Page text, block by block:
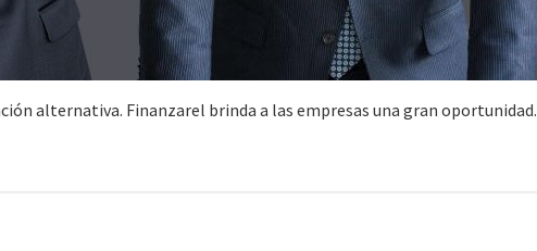
alternativa. Finanzarel brinda a las empresas una gran oportunidad.